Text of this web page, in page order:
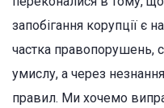
запобігання корупції є
частка правопорушень,
умислу, а через
правил. Ми хочемо